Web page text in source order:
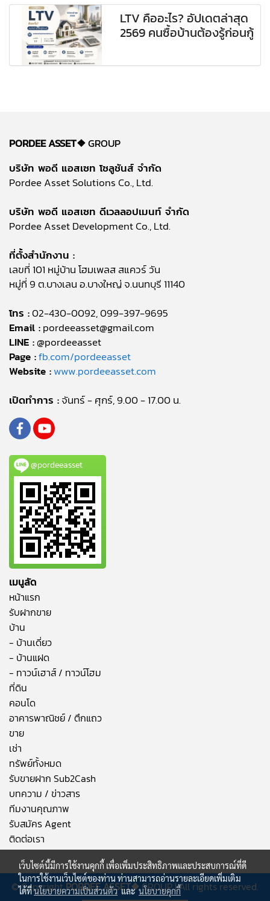
LTV คืออะไร? อัปเดตล่าสุด
2569 คนซื้อบ้านต้องรู้ก่อนกู้
PORDEE ASSET❖GROUP
บริษัท พอดี แอสเซท โซลูชันส์ จำกัด
Pordee Asset Solutions Co., Ltd.
บริษัท พอดี แอสเซท ดีเวลลอปเมนท์ จำกัด
Pordee Asset Development Co., Ltd.
ที่ตั้งสำนักงาน :
เลขที่ 101 หมู่บ้าน โฮมเพลส สแควร์ วัน
หมู่ที่ 9 ต.บางเลน อ.บางใหญ่ จ.นนทบุรี 11140
โทร :02-430-0092, 099-397-9695
Email :pordeeasset@gmail.com
LINE :@pordeeasset
Page :fb.com/pordeeasset
Website :www.pordeeasset.com
เปิดทำการ :จันทร์ - ศุกร์, 9.00 - 17.00 น.
@pordeeasset
เมนูลัด
หน้าแรก
รับฝากขาย
บ้าน
- บ้านเดี่ยว
- บ้านแฝด
- ทาวน์เฮาส์ / ทาวน์โฮม
ที่ดิน
คอนโด
อาคารพาณิชย์ / ตึกแถว
ขาย
เช่า
ทรัพย์ทั้งหมด
รับขายฝาก Sub2Cash
บทความ / ข่าวสาร
ทีมงานคุณภาพ
รับสมัคร Agent
ติดต่อเรา
© CopyrightPORDEE ASSET❖GROUP | All rights reserved.
เว็บไซต์นี้มีการใช้งานคุกกี้ เพื่อเพิ่มประสิทธิภาพและประสบการณ์ที่ดี
ในการใช้งานเว็บไซต์ของท่าน ท่านสามารถอ่านรายละเอียดเพิ่มเติม
ได้ที่นโยบายความเป็นส่วนตัวและนโยบายคุกกี้